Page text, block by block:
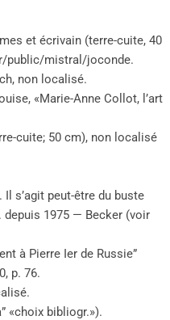
et écrivain (terre-cuite, 40
public/mistral/joconde.
non localisé.
«Marie-Anne Collot, l’art
cuite; 50 cm), non localisé
s’agit peut-être du buste
depuis 1975 — Becker (voir
à Pierre Ier de Russie”
p. 76.
«choix bibliogr.»).